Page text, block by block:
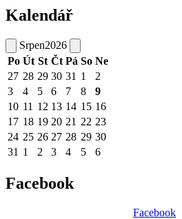
Kalendář
Srpen2026
Po Út St Čt Pá So Ne
27 28 29 30 31 1
2
3
4 5 6 7 8
9
10 11 12 13 14 15 16
17 18 19 20 21 22 23
24 25 26 27 28 29 30
31 1 2 3 4 5 6
Facebook
Facebook